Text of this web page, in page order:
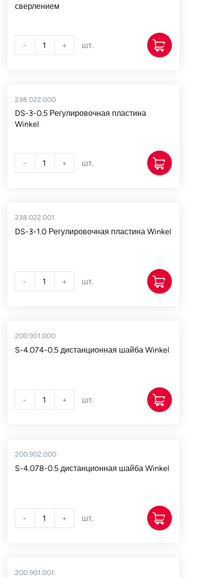
сверлением
- + шт.
238.022.000
DS-3-0.5 Регулировочная пластина
Winkel
- + шт.
238.022.001
DS-3-1.0 Регулировочная пластина Winkel
- + шт.
200.901.000
S-4.074-0.5 дистанционная шайба Winkel
- + шт.
200.902.000
S-4.078-0.5 дистанционная шайба Winkel
- + шт.
200.901.001